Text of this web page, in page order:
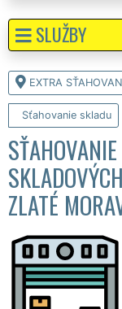
EXTRA
Sťahovanie skladu
ZLATÉ
SLUŽBY